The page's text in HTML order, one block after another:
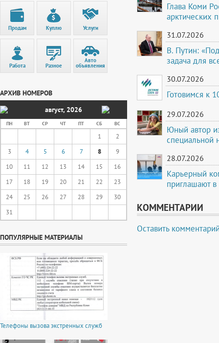
Продам Куплю Услуги
Работа Разное
Авто
объявления
АРХИВ НОМЕРОВ
август, 2026
ПН ВТ СР ЧТ ПТ СБ ВС
1
2
3
4 5 6 7 8
9
10
11 12 13 14 15
16
17
18 19 20 21 22
23
24
25 26 27 28 29
30
31
ПОПУЛЯРНЫЕ МАТЕРИАЛЫ
Телефоны вызова экстренных служб
Глава Коми
арктических
31.07.2026
В. Путин:
задача для
30.07.2026
Готовимся к
29.07.2026
Юный автор
специальной
28.07.2026
Карьерный
приглашают
КОММЕНТАРИИ
Оставить